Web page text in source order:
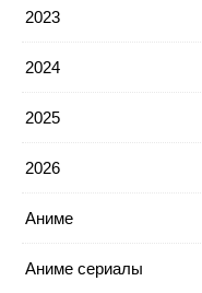
2023
2024
2025
2026
Аниме
Аниме сериалы